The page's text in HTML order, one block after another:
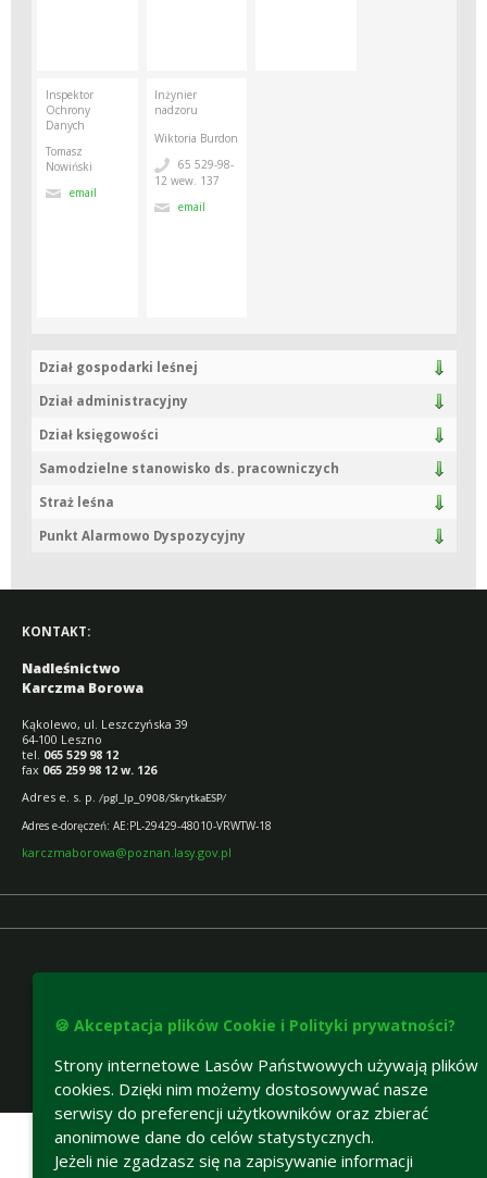
Inspektor
Ochrony
Danych
Tomasz
Nowiński
email
Inżynier
nadzoru
Wiktoria Burdon
65 529-98-
12 wew. 137
email
Dział gospodarki leśnej
Dział administracyjny
Dział księgowości
Samodzielne stanowisko ds. pracowniczych
Straż leśna
Punkt Alarmowo Dyspozycyjny
KONTAKT:
Nadleśnictwo
Karczma Borowa
Kąkolewo, ul. Leszczyńska 39
64-100 Leszno
tel. 065 529 98 12
fax 065 259 98 12 w. 126
Adres e. s. p. /pgl_lp_0908/SkrytkaESP/
Adres e-doręczeń: AE:PL-29429-48010-VRWTW-18
karczmaborowa@poznan.lasy.gov.pl
Deklaracja dostępności
🍪 Akceptacja plików Cookie i Polityki prywatności?
Strony internetowe Lasów Państwowych używają plików
cookies. Dzięki nim możemy dostosowywać nasze
serwisy do preferencji użytkowników oraz zbierać
anonimowe dane do celów statystycznych.
Jeżeli nie zgadzasz się na zapisywanie informacji